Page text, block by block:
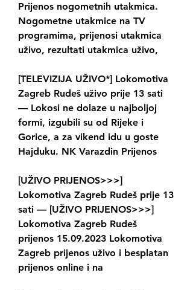
Prijenos nogometnih utakmica.
Nogometne utakmice na TV
programima, prijenosi utakmica
uživo, rezultati utakmica uživo,
[TELEVIZIJA UŽIVO*] Lokomotiva
Zagreb Rudeš uživo prije 13 sati
— Lokosi ne dolaze u najboljoj
formi, izgubili su od Rijeke i
Gorice, a za vikend idu u goste
Hajduku. NK Varazdin Prijenos
[UŽIVO PRIJENOS>>>]
Lokomotiva Zagreb Rudeš prije 13
sati — [UŽIVO PRIJENOS>>>]
Lokomotiva Zagreb Rudeš
prijenos 15.09.2023 Lokomotiva
Zagreb prijenos uživo i besplatan
prijenos online i na